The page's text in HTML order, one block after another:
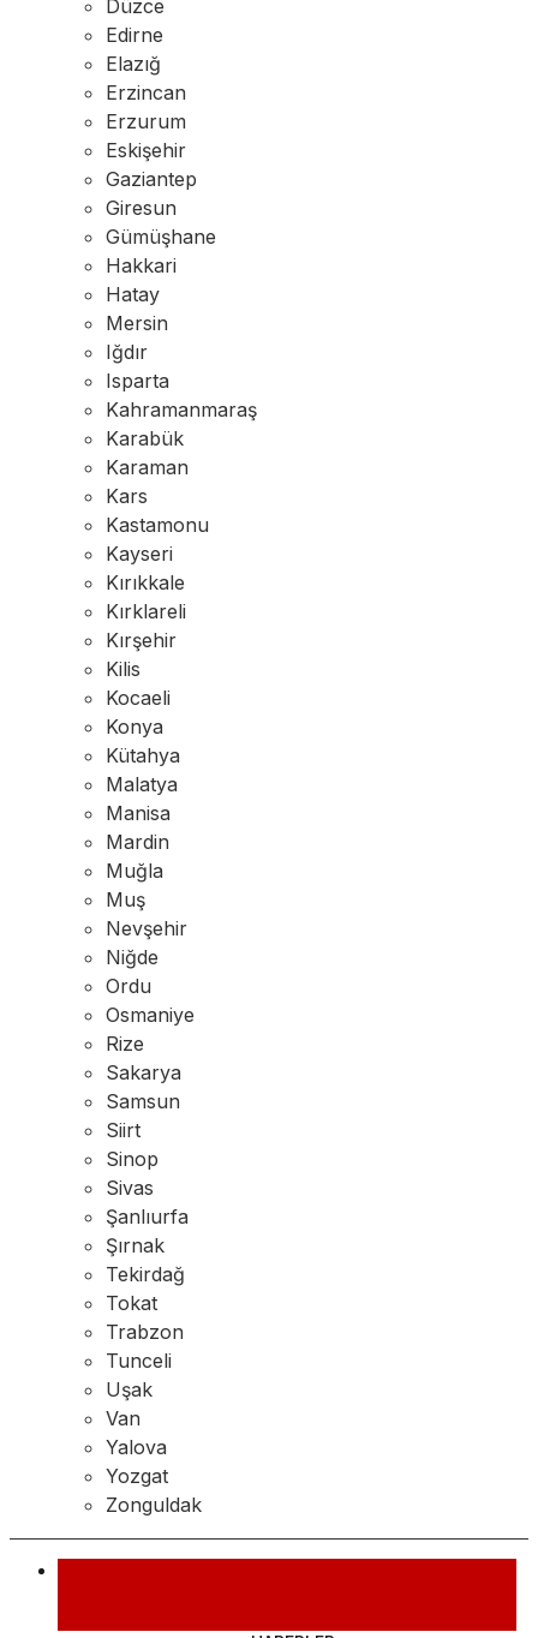
Düzce
Edirne
Elazığ
Erzincan
Erzurum
Eskişehir
Gaziantep
Giresun
Gümüşhane
Hakkari
Hatay
Mersin
Iğdır
Isparta
Kahramanmaraş
Karabük
Karaman
Kars
Kastamonu
Kayseri
Kırıkkale
Kırklareli
Kırşehir
Kilis
Kocaeli
Konya
Kütahya
Malatya
Manisa
Mardin
Muğla
Muş
Nevşehir
Niğde
Ordu
Osmaniye
Rize
Sakarya
Samsun
Siirt
Sinop
Sivas
Şanlıurfa
Şırnak
Tekirdağ
Tokat
Trabzon
Tunceli
Uşak
Van
Yalova
Yozgat
Zonguldak